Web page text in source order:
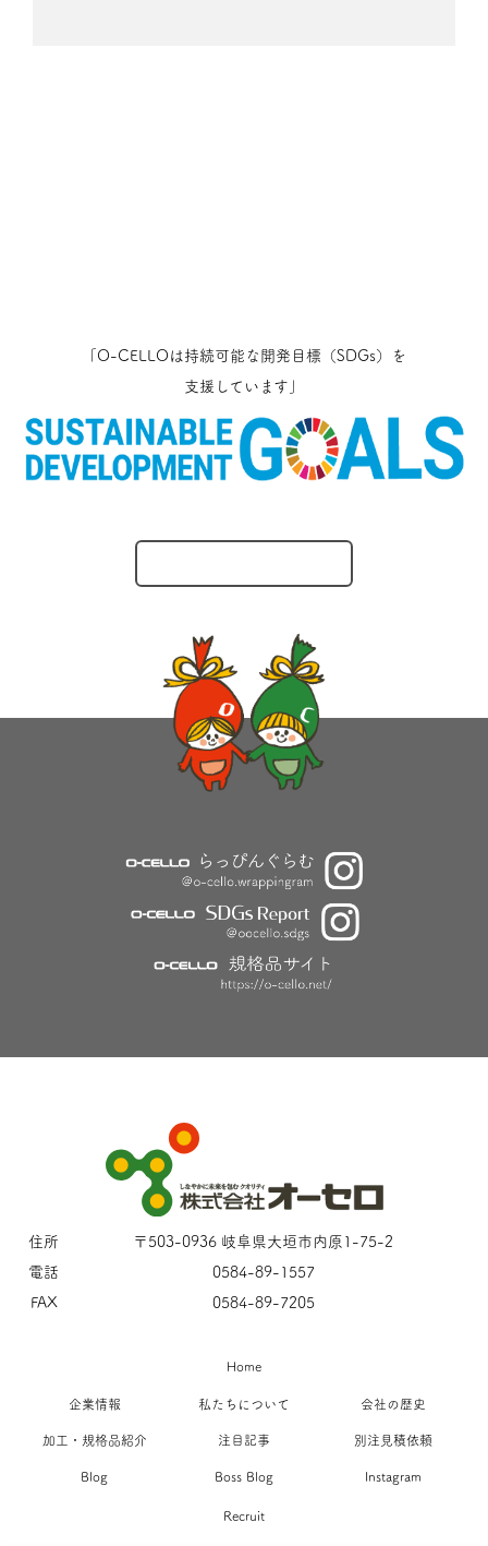
「O-CELLOは持続可能な開発目標（SDGs）を
支援しています」
住所
〒503-0936 岐阜県大垣市内原1-75-2
電話
0584-89-1557
FAX
0584-89-7205
Home
企業情報 私たちについて 会社の歴史
加工・規格品紹介 注目記事 別注見積依頼
Blog Boss Blog Instagram
Recruit